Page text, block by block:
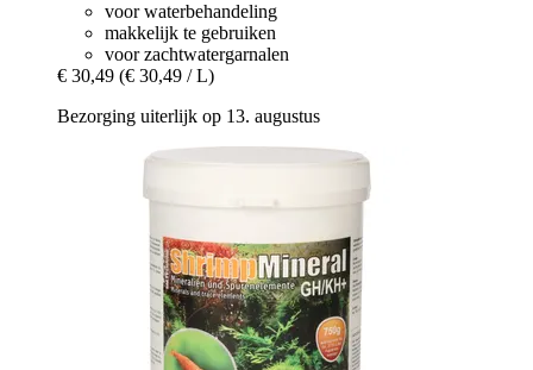
voor waterbehandeling
makkelijk te gebruiken
voor zachtwatergarnalen
€ 30,49 (€ 30,49 / L)
Bezorging uiterlijk op 13. augustus